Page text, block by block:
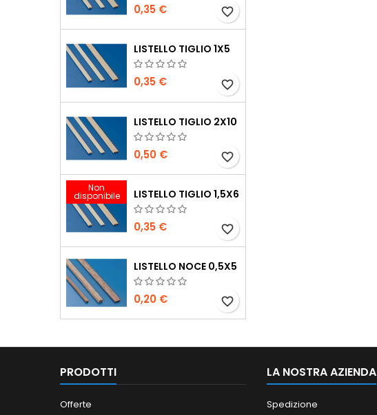
0,35 € favorite_border
LISTELLO TIGLIO 1X5
0,35 € favorite_border
LISTELLO TIGLIO 2X10
0,50 € favorite_border
Non
disponibile LISTELLO TIGLIO 1,5X6
0,35 € favorite_border
LISTELLO NOCE 0,5X5
0,20 € favorite_border
PRODOTTI
Offerte
LA NOSTRA AZIENDA
Spedizione